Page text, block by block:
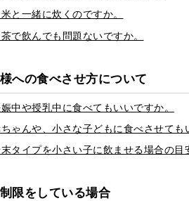
と一緒に炊くのですか。
で飲んでも問題ないですか。
への食べさせ方について
中や授乳中に食べてもいいですか。
ゃんや、小さな子どもに食べさせても
タイプを小さい子に飲ませる場合の目
限をしている場合